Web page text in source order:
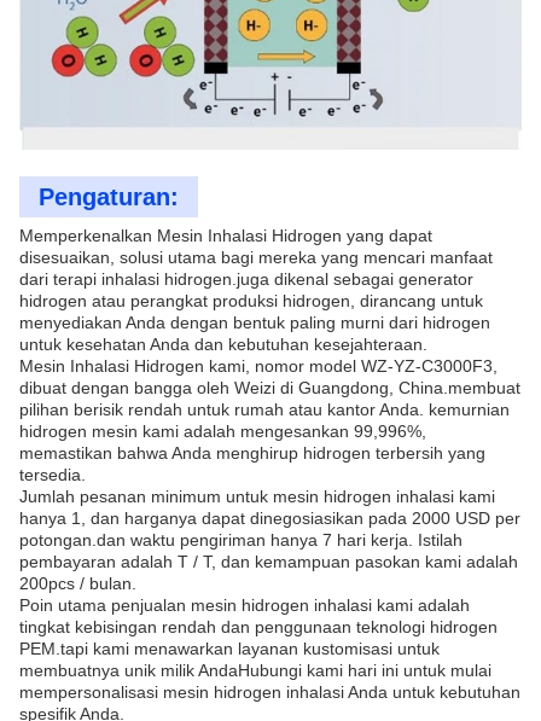
Pengaturan:
Memperkenalkan Mesin Inhalasi Hidrogen yang dapat
disesuaikan, solusi utama bagi mereka yang mencari manfaat
dari terapi inhalasi hidrogen.juga dikenal sebagai generator
hidrogen atau perangkat produksi hidrogen, dirancang untuk
menyediakan Anda dengan bentuk paling murni dari hidrogen
untuk kesehatan Anda dan kebutuhan kesejahteraan.
Mesin Inhalasi Hidrogen kami, nomor model WZ-YZ-C3000F3,
dibuat dengan bangga oleh Weizi di Guangdong, China.membuat
pilihan berisik rendah untuk rumah atau kantor Anda. kemurnian
hidrogen mesin kami adalah mengesankan 99,996%,
memastikan bahwa Anda menghirup hidrogen terbersih yang
tersedia.
Jumlah pesanan minimum untuk mesin hidrogen inhalasi kami
hanya 1, dan harganya dapat dinegosiasikan pada 2000 USD per
potongan.dan waktu pengiriman hanya 7 hari kerja. Istilah
pembayaran adalah T / T, dan kemampuan pasokan kami adalah
200pcs / bulan.
Poin utama penjualan mesin hidrogen inhalasi kami adalah
tingkat kebisingan rendah dan penggunaan teknologi hidrogen
PEM.tapi kami menawarkan layanan kustomisasi untuk
membuatnya unik milik AndaHubungi kami hari ini untuk mulai
mempersonalisasi mesin hidrogen inhalasi Anda untuk kebutuhan
spesifik Anda.